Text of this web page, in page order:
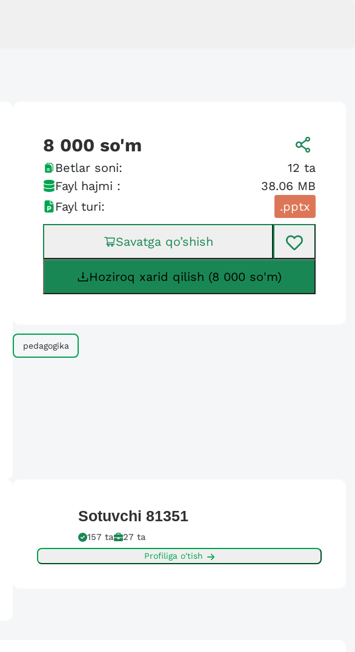
8 000 so'm
Betlar soni: 12 ta
Fayl hajmi :
38.06 MB
Fayl turi:
.pptx
Savatga qo’shish
Hoziroq xarid qilish (8 000 so'm)
pedagogika
Sotuvchi 81351
157 ta 27 ta
Profiliga o'tish